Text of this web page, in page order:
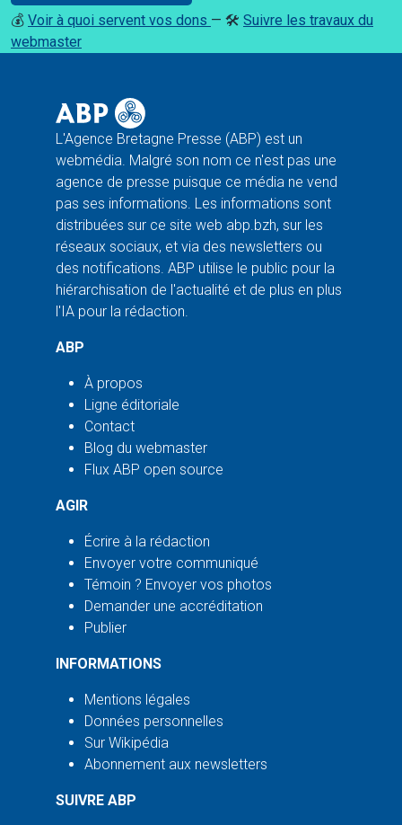
💰 Voir à quoi servent vos dons — 🛠️ Suivre les travaux du
webmaster
L'Agence Bretagne Presse (ABP) est un
webmédia. Malgré son nom ce n'est pas une
agence de presse puisque ce média ne vend
pas ses informations. Les informations sont
distribuées sur ce site web abp.bzh, sur les
réseaux sociaux, et via des newsletters ou
des notifications. ABP utilise le public pour la
hiérarchisation de l'actualité et de plus en plus
l'IA pour la rédaction.
ABP
À propos
Ligne éditoriale
Contact
Blog du webmaster
Flux ABP open source
AGIR
Écrire à la rédaction
Envoyer votre communiqué
Témoin ? Envoyer vos photos
Demander une accréditation
Publier
INFORMATIONS
Mentions légales
Données personnelles
Sur Wikipédia
Abonnement aux newsletters
SUIVRE ABP